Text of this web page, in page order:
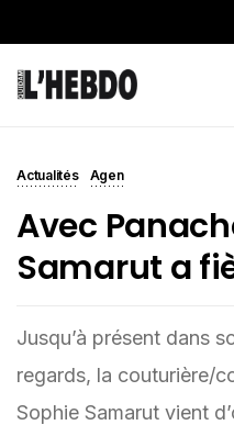
Actualités Agen
Avec
Samarut a
Jusqu’à présent dans
regards, la couturière/
Sophie Samarut vient